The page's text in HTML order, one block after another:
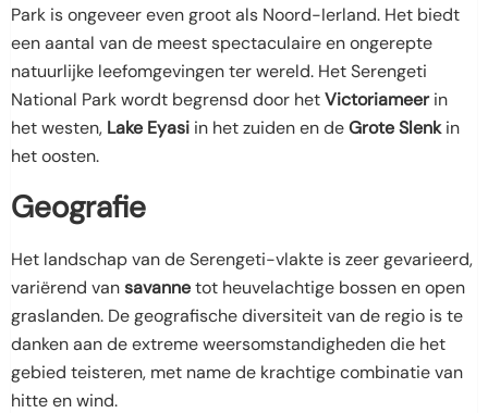
Park is ongeveer even groot als Noord-Ierland. Het biedt
een aantal van de meest spectaculaire en ongerepte
natuurlijke leefomgevingen ter wereld. Het Serengeti
National Park wordt begrensd door hetVictoriameerin
het westen, Lake Eyasi in het zuiden en deGrote Slenkin
het oosten.
Geografie
Het landschap van de Serengeti-vlakte is zeer gevarieerd,
variërend vansavannetot heuvelachtige bossen en open
graslanden. De geografische diversiteit van de regio is te
danken aan de extreme weersomstandigheden die het
gebied teisteren, met name de krachtige combinatie van
hitte en wind.